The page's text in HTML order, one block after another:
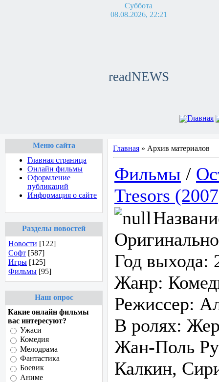
Суббота
08.08.2026, 22:21
readNEWS
Главная
Меню сайта
Главная страница
Онлайн фильмы
Оформление
публикаций
Информация о сайте
Разделы новостей
Новости [122]
Софт [587]
Игры [125]
Фильмы [95]
Наш опрос
Какие онлайн фильмы
вас интересуют?
Ужаси
Комедия
Мелодрама
Фантастика
Боевик
Аниме
Главная » Архив материалов
Фильмы /
Tresors
Год выхода:
Жанр:
Режиссер:
В ролях:
Жан-Поль
Калкин,